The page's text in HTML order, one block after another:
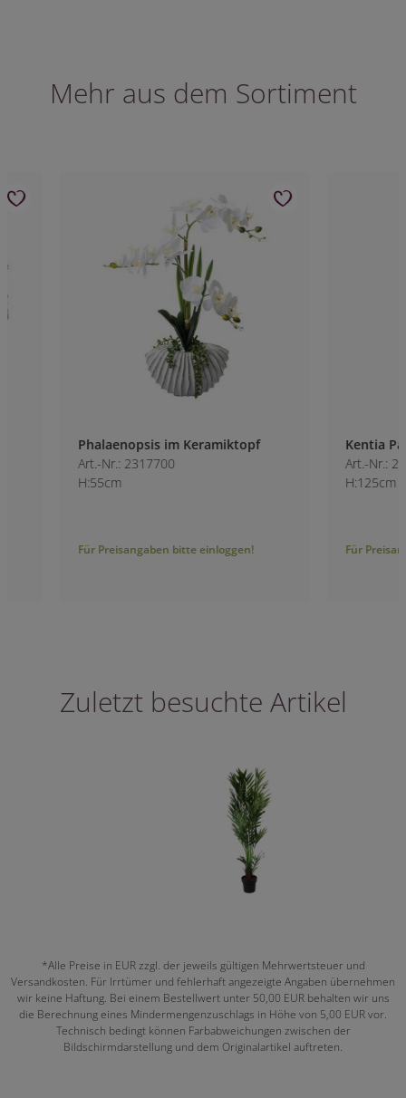
Mehr aus dem Sortiment
Phalaenopsis im Keramiktopf
Art.-Nr.: 2317700
Für Preisangaben bitte einloggen!
Kentia Palme im
Art.-Nr.: 2317200
Für Preisangaben
Zuletzt besuchte Artikel
*Alle Preise in EUR zzgl. der jeweils gültigen Mehrwertsteuer und
Versandkosten. Für Irrtümer und fehlerhaft angezeigte Angaben übernehmen
wir keine Haftung. Bei einem Bestellwert unter 50,00 EUR behalten wir uns
die Berechnung eines Mindermengenzuschlags in Höhe von 5,00 EUR vor.
Technisch bedingt können Farbabweichungen zwischen der
Bildschirmdarstellung und dem Originalartikel auftreten.